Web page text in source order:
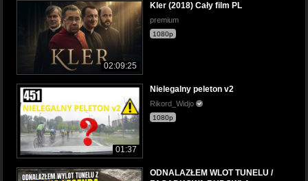
02:09:25
Kler (2018) Cały film PL
premium
1080p
01:37
Nielegalny peleton v2
Rikord_Widjo
1080p
ODNALAZŁEM WLOT TUNELU /